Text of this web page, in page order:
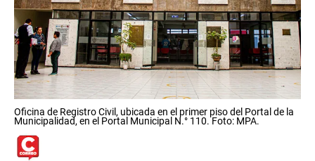
Oficina de Registro Civil, ubicada en el primer piso del Portal de la
Municipalidad, en el Portal Municipal N.° 110. Foto: MPA.